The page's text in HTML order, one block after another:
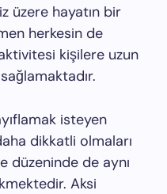
üzere hayatın bir
herkesin de
kişilere uzun
isteyen
dikkatli olmaları
düzeninde de aynı
Aksi